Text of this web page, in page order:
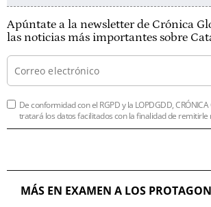
Apúntate a la newsletter de Crónica
las noticias más importantes sobre
De conformidad con el RGPD y la LOPDGDD, CRÓNICA
tratará los datos facilitados con la finalidad de remitirle
MÁS EN EXAMEN A LOS